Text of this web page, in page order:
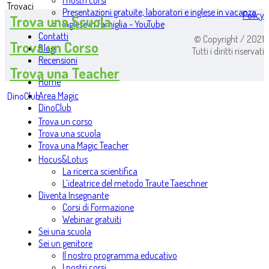
Presentazioni gratuite, laboratori e inglese in vacanza
Inglese in famiglia - YouTube
Contatti
Blog
Recensioni
Home
Area Magic
DinoClub
Trova un corso
Trova una scuola
Trova una Magic Teacher
Hocus&Lotus
La ricerca scientifica
L’ideatrice del metodo Traute Taeschner
Diventa Insegnante
Corsi di Formazione
Webinar gratuiti
Sei una scuola
Sei un genitore
Il nostro programma educativo
Trovaci
Trova una Scuola
Trova un Corso
Trova una Teacher
DinoClub
Policy
© Copyright / 2021
Tutti i diritti riservati